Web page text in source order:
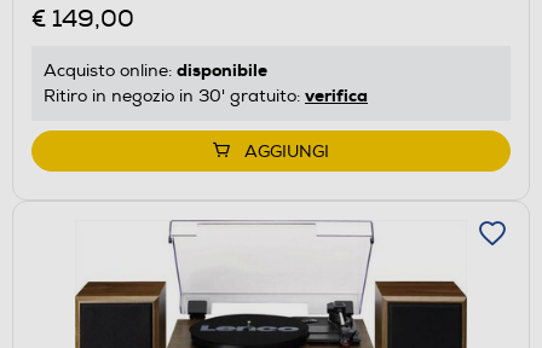
€ 149,00
Acquisto online: disponibile
Ritiro in negozio in 30' gratuito: verifica
AGGIUNGI